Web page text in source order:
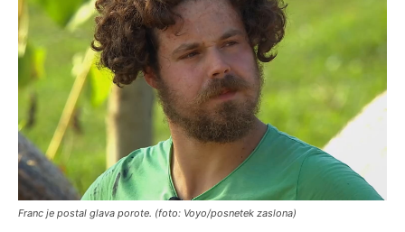
Franc je postal glava porote. (foto: Voyo/posnetek zaslona)